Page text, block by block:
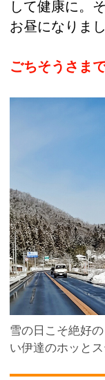
して健康に。
お昼になりまし
ごちそうさまで
雪の日こそ絶好
い伊達のホッと